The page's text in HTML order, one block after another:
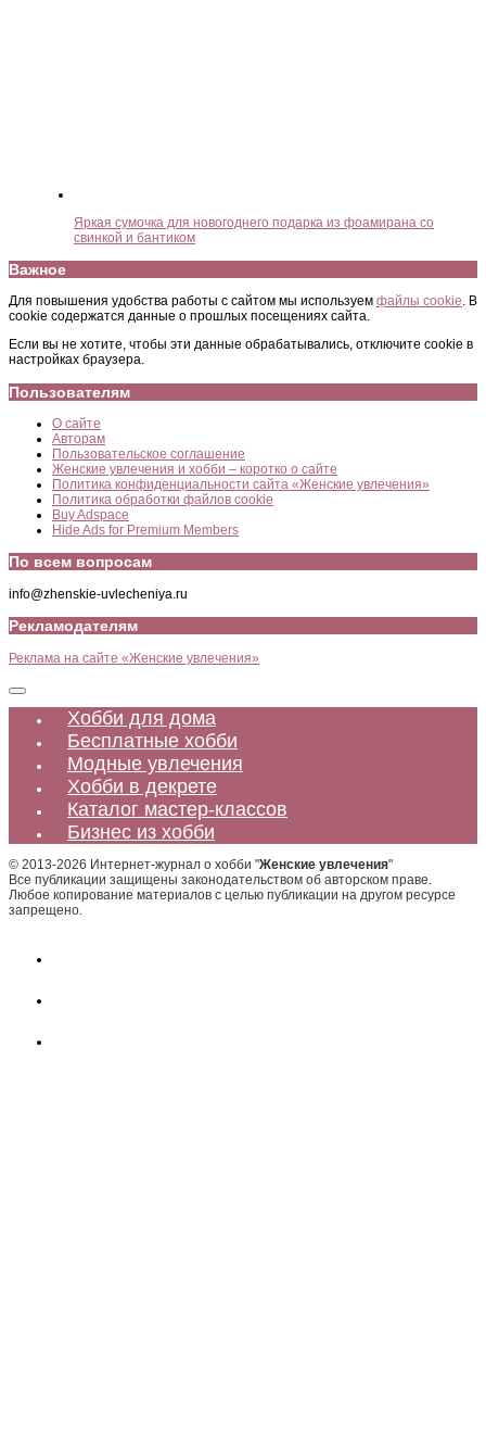
Яркая сумочка для новогоднего подарка из фоамирана со
свинкой и бантиком
Важное
Для повышения удобства работы с сайтом мы используем файлы cookie. В
cookie содержатся данные о прошлых посещениях сайта.
Если вы не хотите, чтобы эти данные обрабатывались, отключите cookie в
настройках браузера.
Пользователям
О сайте
Авторам
Пользовательское соглашение
Женские увлечения и хобби – коротко о сайте
Политика конфиденциальности сайта «Женские увлечения»
Политика обработки файлов cookie
Buy Adspace
Hide Ads for Premium Members
По всем вопросам
info@zhenskie-uvlecheniya.ru
Рекламодателям
Реклама на сайте «Женские увлечения»
Хобби для дома
Бесплатные хобби
Модные увлечения
Хобби в декрете
Каталог мастер-классов
Бизнес из хобби
© 2013-2026 Интернет-журнал о хобби "Женские увлечения"
Все публикации защищены законодательством об авторском праве.
Любое копирование материалов с целью публикации на другом ресурсе
запрещено.